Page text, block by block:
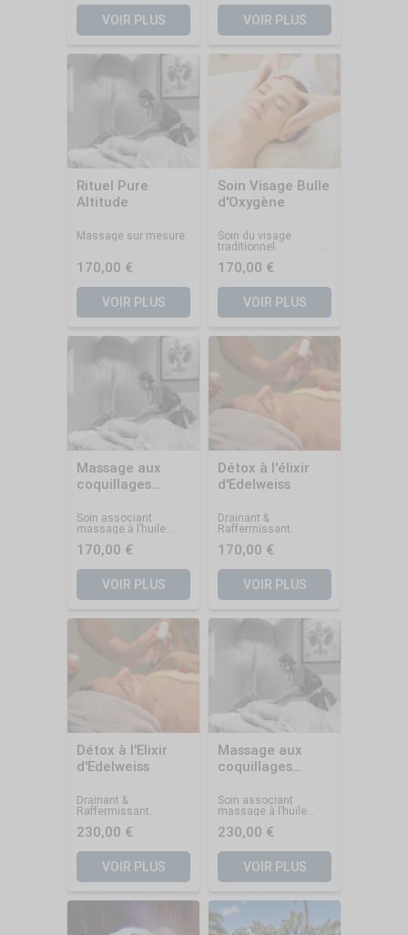
VOIR PLUS VOIR PLUS
Rituel Pure
Altitude
Massage sur mesure.
170,00 €
VOIR PLUS
Soin Visage Bulle
d'Oxygène
Soin du visage
traditionnel.
170,00 €
VOIR PLUS
Massage aux
coquillages
Soin associant
massage à l’huile
chaude et modelage
aux coquillages.
170,00 €
VOIR PLUS
Détox à l'élixir
d'Edelweiss
Drainant &
Raffermissant.
170,00 €
VOIR PLUS
Détox à l'Elixir
d'Edelweiss
Drainant &
Raffermissant.
230,00 €
VOIR PLUS
Massage aux
coquillages
Soin associant
massage à l’huile
chaude et modelage
aux coquillages.
230,00 €
VOIR PLUS